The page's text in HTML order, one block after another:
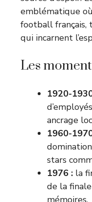
emblématique
football français,
qui incarnent
Les
1920-
ancrage
1960-
stars
1976 : la
de la
mémoires.